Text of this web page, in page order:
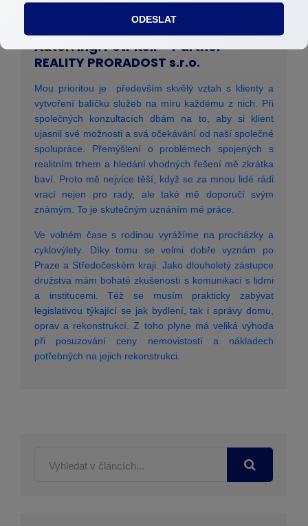
Autor:Ing. Petr Kšír - Partner
REALITY PRORADOST s.r.o.
Mou prioritou je především skvělý vztah s klienty a
vytvoření balíčku služeb na míru každému z nich. Při
společných konzultacích dbám na to, aby si klient
ujasnil své možnosti a svá očekávání od naší společné
spolupráce. Přemýšlení o problémech spojených s
realitním trhem a hledání vhodných řešení mě zkrátka
baví. Proto mě nejvíce těší, když se za mnou lidé rádi
vrací nejen pro rady, ale také mě doporučí svým
známým. To je skutečným uznáním mé práce.
Ve volném čase s rodinou vyrážíme na procházky a
cyklovýlety. Díky tomu se velmi dobře vyznám po
Praze a Středočeském kraji. Jako dlouholetý zástupce
družstva mám bohaté zkušenosti s komunikací s lidmi
a institucemi. Též se musím prakticky zabývat
legislativou týkající se jak bydlení, tak i správy domu,
oprav a rekonstrukcí. Z toho plyne má veliká výhoda
při posuzování ceny nemovistostí a nákladech
potřebných na jejich rekonstrukci.
ODESLAT